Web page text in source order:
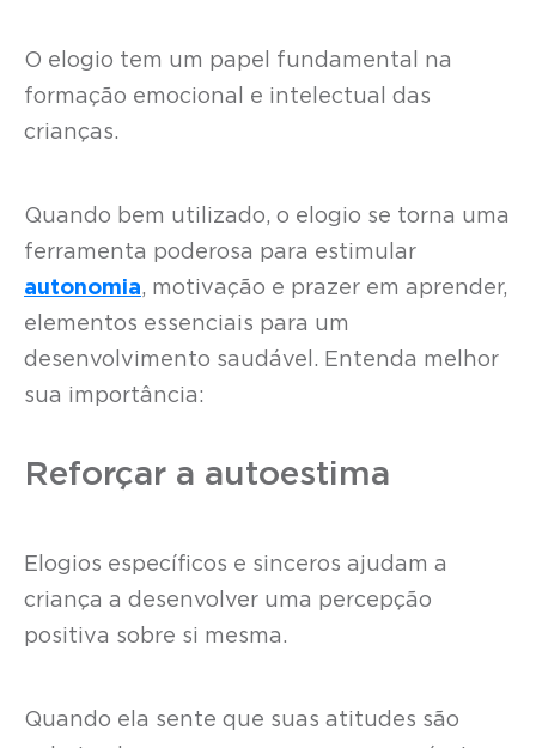
O elogio tem um papel fundamental na
formação emocional e intelectual das
crianças.
Quando bem utilizado, o elogio se torna uma
ferramenta poderosa para estimular
autonomia, motivação e prazer em aprender,
elementos essenciais para um
desenvolvimento saudável. Entenda melhor
sua importância:
Reforçar a autoestima
Elogios específicos e sinceros ajudam a
criança a desenvolver uma percepção
positiva sobre si mesma.
Quando ela sente que suas atitudes são